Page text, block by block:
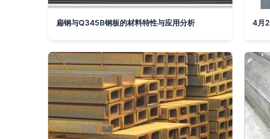
扁钢与Q345B钢板的材料特性与应用分析 4月